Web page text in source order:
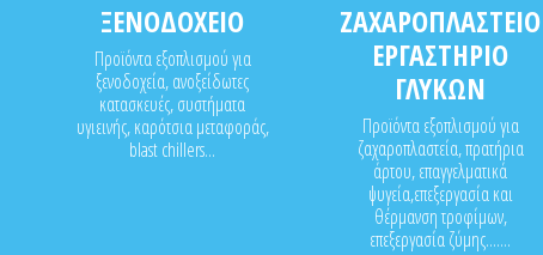
ΞΕΝΟΔΟΧΕΙΟ
Προϊόντα εξοπλισμού για
ξενοδοχεία, ανοξείδωτες
κατασκευές, συστήματα
υγιεινής, καρότσια μεταφοράς,
blast chillers...
ΖΑΧΑΡΟΠΛΑΣΤΕΙΟ
ΕΡΓΑΣΤΗΡΙΟ
ΓΛΥΚΩΝ
Προϊόντα εξοπλισμού για
ζαχαροπλαστεία, πρατήρια
άρτου, επαγγελματικά
ψυγεία,επεξεργασία και
θέρμανση τροφίμων,
επεξεργασία ζύμης.......